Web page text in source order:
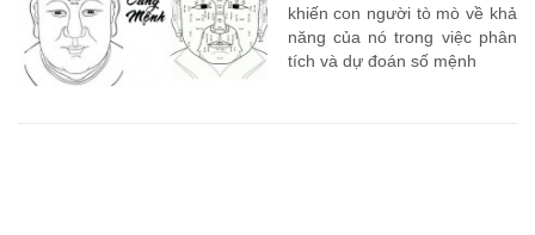
khiến con người tò mò về khả
năng của nó trong việc phân
tích và dự đoán số mệnh